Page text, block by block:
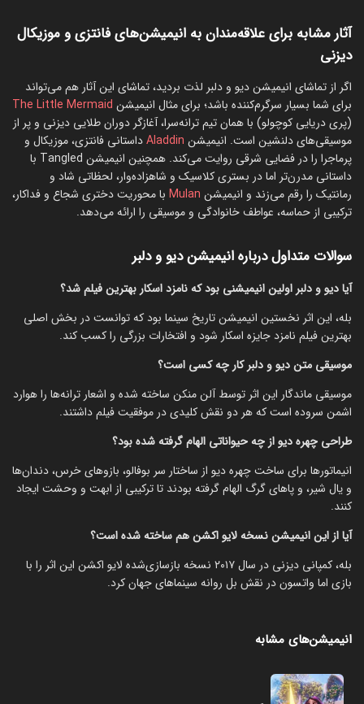
آثار مشابه برای علاقه‌مندان به انیمیشن‌های فانتزی و موزیکال
دیزنی
اگر از تماشای انیمیشن دیو و دلبر لذت بردید، تماشای این آثار هم می‌تواند
برای شما بسیار سرگرم‌کننده باشد؛ برای مثال انیمیشن The Little Mermaid
(پری دریایی کوچولو) با همان تیم ترانه‌سرا، آغازگر دوران طلایی دیزنی و پر از
موسیقی‌های دلنشین است. انیمیشن Aladdinداستانی فانتزی، موزیکال و
پرماجرا را در فضایی شرقی روایت می‌کند. همچنین انیمیشن Tangled با
داستانی مدرن‌تر اما در بستری کلاسیک و شاهزاده‌وار، لحظاتی شاد و
رمانتیک را رقم می‌زند و انیمیشن Mulan با محوریت دختری شجاع و فداکار،
ترکیبی از حماسه، عواطف خانوادگی و موسیقی را ارائه می‌دهد.
سوالات متداول درباره انیمیشن دیو و دلبر
آیا دیو و دلبر اولین انیمیشنی بود که نامزد اسکار بهترین فیلم شد؟
بله، این اثر نخستین انیمیشن تاریخ سینما بود که توانست در بخش اصلی
بهترین فیلم نامزد جایزه اسکار شود و افتخارات بزرگی را کسب کند.
موسیقی متن دیو و دلبر کار چه کسی است؟
موسیقی ماندگار این اثر توسط آلن منکن ساخته شده و اشعار ترانه‌ها را هوارد
اشمن سروده است که هر دو نقش کلیدی در موفقیت فیلم داشتند.
طراحی چهره دیو از چه حیواناتی الهام گرفته شده بود؟
انیماتورها برای ساخت چهره دیو از ساختار سر بوفالو، بازوهای خرس، دندان‌ها
و یال شیر، و پاهای گرگ الهام گرفته بودند تا ترکیبی از ابهت و وحشت ایجاد
کنند.
آیا از این انیمیشن نسخه لایو اکشن هم ساخته شده است؟
بله، کمپانی دیزنی در سال ۲۰۱۷ نسخه بازسازی‌شده لایو اکشن این اثر را با
بازی اما واتسون در نقش بل روانه سینماهای جهان کرد.
انیمیشن‌های مشابه